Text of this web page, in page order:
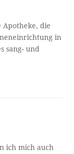
Apotheke, die
in
sang- und
ich mich auch